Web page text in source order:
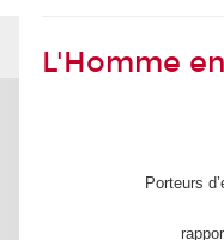
L'Homme
Porteurs